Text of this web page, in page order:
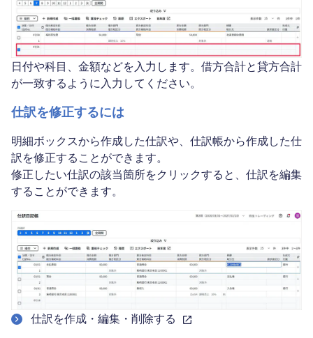
日付や科目、金額などを入力します。借方合計と貸方合計
が一致するように入力してください。
仕訳を修正するには
明細ボックスから作成した仕訳や、仕訳帳から作成した仕
訳を修正することができます。
修正したい仕訳の該当箇所をクリックすると、仕訳を編集
することができます。
仕訳を作成・編集・削除する